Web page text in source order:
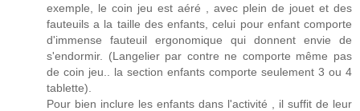
exemple, le coin jeu est aéré , avec plein de jouet et des
fauteuils a la taille des enfants, celui pour enfant comporte
d'immense fauteuil ergonomique qui donnent envie de
s'endormir. (Langelier par contre ne comporte même pas
de coin jeu.. la section enfants comporte seulement 3 ou 4
tablette).
Pour bien inclure les enfants dans l'activité , il suffit de leur